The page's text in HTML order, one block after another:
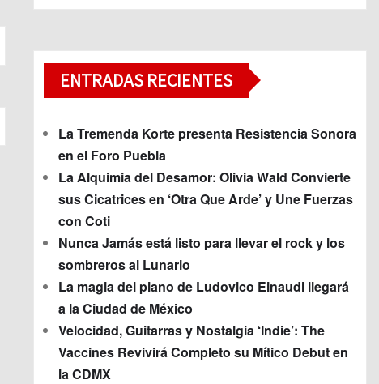
ENTRADAS RECIENTES
La Tremenda Korte presenta Resistencia Sonora
en el Foro Puebla
La Alquimia del Desamor: Olivia Wald Convierte
sus Cicatrices en ‘Otra Que Arde’ y Une Fuerzas
con Coti
Nunca Jamás está listo para llevar el rock y los
sombreros al Lunario
La magia del piano de Ludovico Einaudi llegará
a la Ciudad de México
Velocidad, Guitarras y Nostalgia ‘Indie’: The
Vaccines Revivirá Completo su Mítico Debut en
la CDMX